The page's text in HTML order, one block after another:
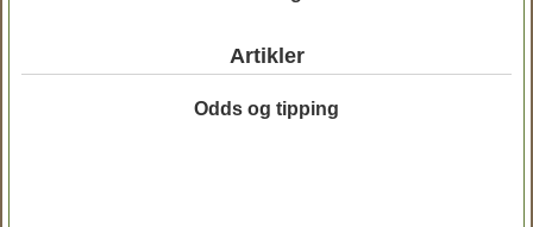
Artikler
Odds og tipping